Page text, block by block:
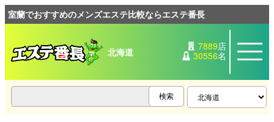
室蘭でおすすめのメンズエステ比較ならエステ番長
北海道 7889店
30556名